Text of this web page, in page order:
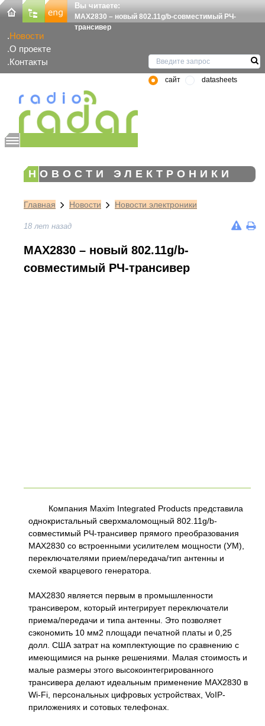
Вы читаете:
MAX2830 – новый 802.11g/b-совместимый РЧ-
трансивер
Новости
О проекте
Контакты
сайт datasheets
НОВОСТИ ЭЛЕКТРОНИКИ
Главная Новости Новости электроники
18 лет назад
MAX2830 – новый 802.11g/b-
совместимый РЧ-трансивер
Компания Maxim Integrated Products представила
однокристальный сверхмаломощный 802.11g/b-
совместимый РЧ-трансивер прямого преобразования
MAX2830 со встроенными усилителем мощности (УМ),
переключателями прием/передача/тип антенны и
схемой кварцевого генератора.
MAX2830 является первым в промышленности
трансивером, который интегрирует переключатели
приема/передачи и типа антенны. Это позволяет
сэкономить 10 мм2 площади печатной платы и 0,25
долл. США затрат на комплектующие по сравнению с
имеющимися на рынке решениями. Малая стоимость и
малые размеры этого высокоинтегрированного
трансивера делают идеальным применение MAX2830 в
Wi-Fi, персональных цифровых устройствах, VoIP-
приложениях и сотовых телефонах.